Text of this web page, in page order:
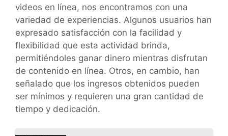
videos en línea, nos encontramos con una
variedad de experiencias. Algunos usuarios han
expresado satisfacción con la facilidad y
flexibilidad que esta actividad brinda,
permitiéndoles ganar dinero mientras disfrutan
de contenido en línea. Otros, en cambio, han
señalado que los ingresos obtenidos pueden
ser mínimos y requieren una gran cantidad de
tiempo y dedicación.